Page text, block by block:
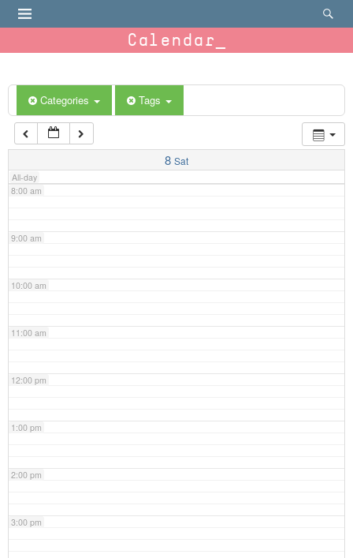
Calendar
Categories Tags
8 Sat
All-day
6:00 am
7:00 am
8:00 am
9:00 am
10:00 am
11:00 am
12:00 pm
1:00 pm
2:00 pm
3:00 pm